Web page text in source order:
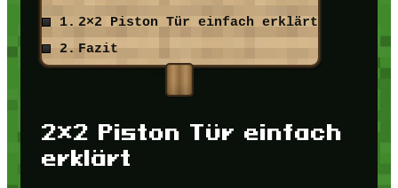
2×2 Piston Tür einfach erklärt
Fazit
2×2 Piston Tür einfach
erklärt